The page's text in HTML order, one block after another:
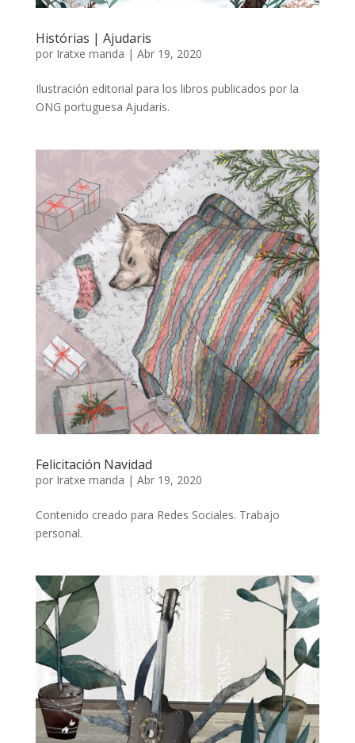
Histórias | Ajudaris
por Iratxe manda | Abr 19, 2020
Ilustración editorial para los libros publicados por la
ONG portuguesa Ajudaris.
Felicitación Navidad
por Iratxe manda | Abr 19, 2020
Contenido creado para Redes Sociales. Trabajo
personal.